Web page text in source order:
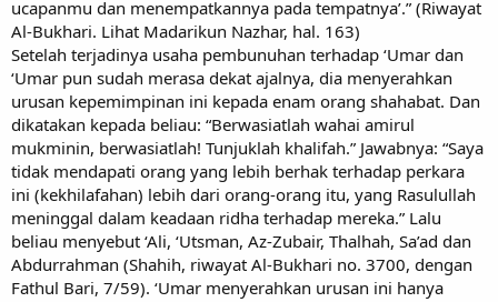
ucapanmu dan menempatkannya pada tempatnya’.” (Riwayat
Al-Bukhari. Lihat Madarikun Nazhar, hal. 163)
Setelah terjadinya usaha pembunuhan terhadap ‘Umar dan
‘Umar pun sudah merasa dekat ajalnya, dia menyerahkan
urusan kepemimpinan ini kepada enam orang shahabat. Dan
dikatakan kepada beliau: “Berwasiatlah wahai amirul
mukminin, berwasiatlah! Tunjuklah khalifah.” Jawabnya: “Saya
tidak mendapati orang yang lebih berhak terhadap perkara
ini (kekhilafahan) lebih dari orang-orang itu, yang Rasulullah
meninggal dalam keadaan ridha terhadap mereka.” Lalu
beliau menyebut ‘Ali, ‘Utsman, Az-Zubair, Thalhah, Sa’ad dan
Abdurrahman (Shahih, riwayat Al-Bukhari no. 3700, dengan
Fathul Bari, 7/59). ‘Umar menyerahkan urusan ini hanya